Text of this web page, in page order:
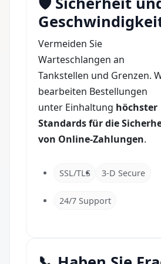
Vermeiden Sie
Warteschlangen an
Tankstellen und Grenzen.
bearbeiten Bestellungen
unter Einhaltung höchster
Standards für die
von Online-Zahlungen.
SSL/TLS 3-D Secure
24/7 Support